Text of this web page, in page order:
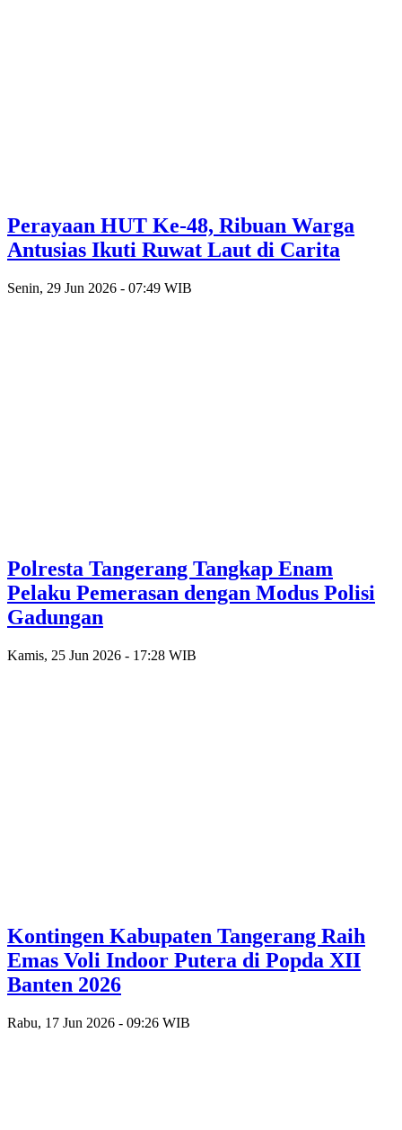
Perayaan HUT Ke-48, Ribuan Warga
Antusias Ikuti Ruwat Laut di Carita
Senin, 29 Jun 2026 - 07:49 WIB
Polresta Tangerang Tangkap Enam
Pelaku Pemerasan dengan Modus Polisi
Gadungan
Kamis, 25 Jun 2026 - 17:28 WIB
Kontingen Kabupaten Tangerang Raih
Emas Voli Indoor Putera di Popda XII
Banten 2026
Rabu, 17 Jun 2026 - 09:26 WIB